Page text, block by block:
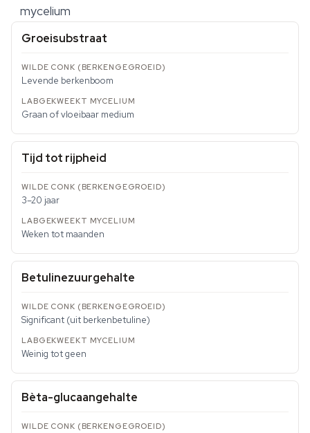
mycelium
Groeisubstraat
Levende berkenboom
Graan of vloeibaar medium
Tijd tot rijpheid
3–20 jaar
Weken tot maanden
Betulinezuurgehalte
Significant (uit berkenbetuline)
Weinig tot geen
Bèta-glucaangehalte